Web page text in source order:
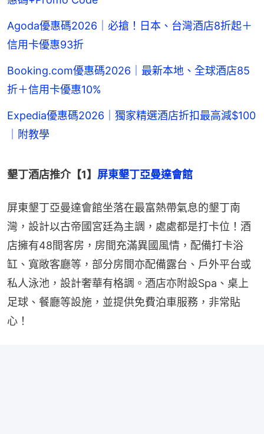
Agoda優惠碼2026｜必搶！日本、台灣酒店8折起＋
信用卡優惠93折
Booking.com優惠碼2026｜最新本地、全球酒店85
折＋信用卡優惠10%
Expedia優惠碼2026｜獨家精選酒店折扣最高減$100
｜附教學
墾丁酒店推介【1】 屏東墾丁亞曼達會館
屏東墾丁亞曼達會館坐落在最富熱帶氣息的墾丁南
灣，設計以古帝國宮廷為主調，處處都是打卡位！酒
店擁有48間客房，房間充滿異國風情，配備打卡浴
缸、寬敞客廳等，部分房間亦配備露台、戶外平台或
私人泳池，設計奢華有格調。酒店亦附設Spa、桌上
足球、餐廳等設施，並提供免費泊車服務，非常貼
心！